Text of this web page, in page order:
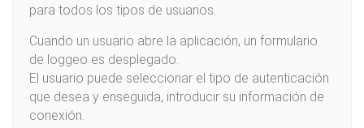
para todos los tipos de usuarios.
Cuando un usuario abre la aplicación, un formulario
de loggeo es desplegado.
El usuario puede seleccionar el tipo de autenticación
que desea y enseguida, introducir su información de
conexión.